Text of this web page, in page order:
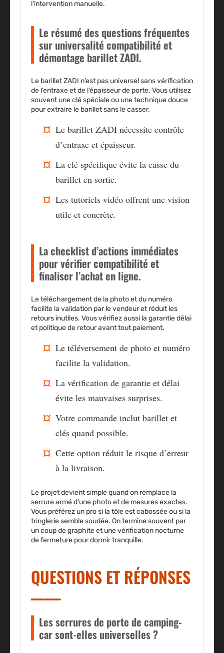
l’intervention manuelle.
Le résumé des questions fréquentes
sur universalité compatibilité et
démontage barillet ZADI.
Le barillet ZADI n’est pas universel sans vérification
de l’entraxe et de l’épaisseur de porte. Vous utilisez
souvent une clé spéciale ou une technique douce
pour extraire le barillet sans le casser.
Le barillet ZADI nécessite contrôle
d’entraxe et épaisseur.
La clé spécifique évite la casse du
barillet en sortie.
Les tutoriels vidéo offrent une vision
utile et concrète.
La checklist d’actions immédiates
pour vérifier compatibilité et
finaliser l’achat en ligne.
Le téléchargement de la photo et du numéro
facilite la validation par le vendeur et réduit les
retours inutiles. Vous vérifiez aussi la garantie délai
et politique de retour avant tout paiement.
Le téléversement de photo et numéro
facilite la validation.
La vérification de garantie et délai
évite les mauvaises surprises.
Votre commande inclut barillet et
clés quand possible.
Cette option réduit le risque d’erreur
à la livraison.
Le projet devient simple quand on remplace la
serrure armé d’une photo et de mesures exactes.
Vous préférez un pro si la tôle est cabossée ou si la
tringlerie semble soudée. On termine souvent par
un coup de graphite et une vérification nocturne
de fermeture pour dormir tranquille.
QUESTIONS ET RÉPONSES
Les serrures de porte de camping-
car sont-elles universelles ?